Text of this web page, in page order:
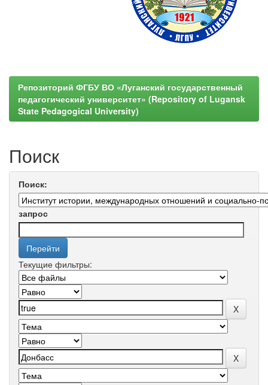
Репозиторий ФГБУ ВО «Луганский государственный
педагогический университет» (Repository of Lugansk
State Pedagogical University)
Поиск
Поиск:
запрос
Текущие фильтры: